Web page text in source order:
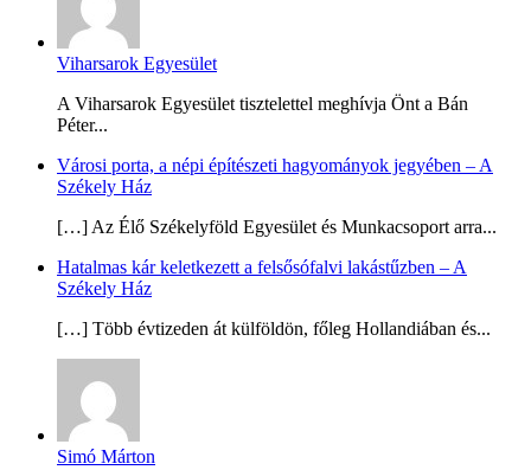
Viharsarok Egyesület
A Viharsarok Egyesület tisztelettel meghívja Önt a Bán
Péter...
Városi porta, a népi építészeti hagyományok jegyében – A
Székely Ház
[…] Az Élő Székelyföld Egyesület és Munkacsoport arra...
Hatalmas kár keletkezett a felsősófalvi lakástűzben – A
Székely Ház
[…] Több évtizeden át külföldön, főleg Hollandiában és...
Simó Márton